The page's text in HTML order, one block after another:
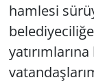
hamlesi